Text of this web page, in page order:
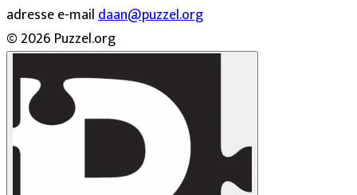
adresse e-maildaan@puzzel.org
© 2026 Puzzel.org